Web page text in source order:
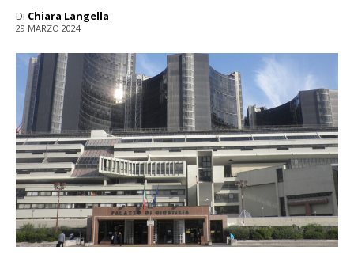
Di Chiara Langella
29 MARZO 2024